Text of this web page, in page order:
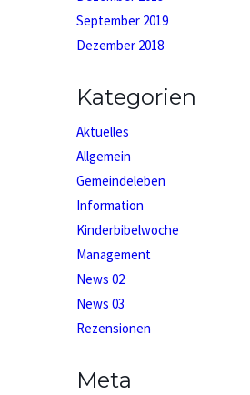
September 2019
Dezember 2018
Kategorien
Aktuelles
Allgemein
Gemeindeleben
Information
Kinderbibelwoche
Management
News 02
News 03
Rezensionen
Meta